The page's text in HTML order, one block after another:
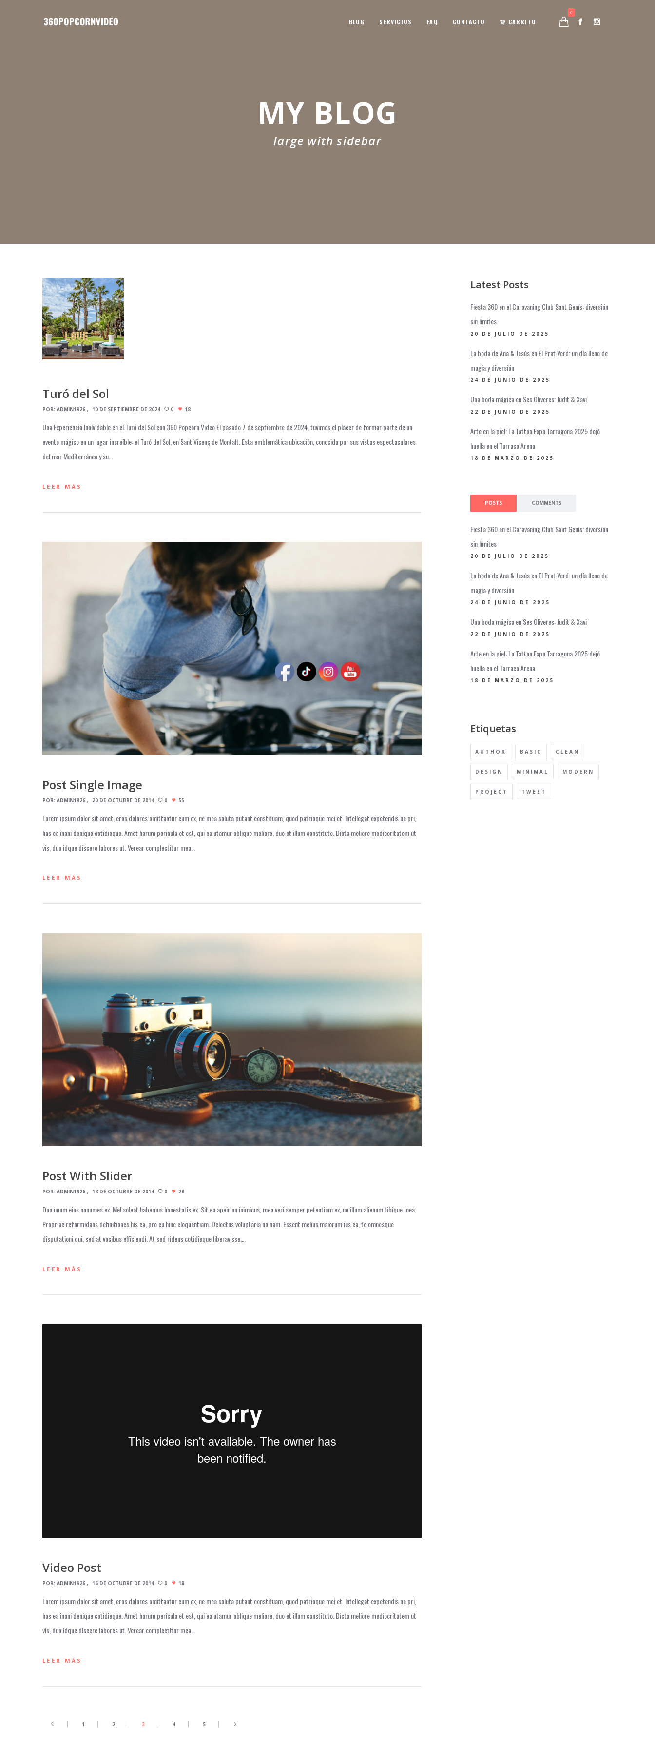
0
BLOG SERVICIOS FAQ CONTACTO CARRITO
MY BLOG
large with sidebar
Turó del Sol
POR: ADMIN1926 10 DE SEPTIEMBRE DE 2024 0 18
Una Experiencia Inolvidable en el Turó del Sol con 360 Popcorn Video El pasado 7 de septiembre de 2024, tuvimos el placer de formar parte de un
evento mágico en un lugar increíble: el Turó del Sol, en Sant Vicenç de Montalt. Esta emblemática ubicación, conocida por sus vistas espectaculares
del mar Mediterráneo y su…
LEER MÁS
Post Single Image
POR: ADMIN1926 20 DE OCTUBRE DE 2014 0 55
Lorem ipsum dolor sit amet, eros dolores omittantur eum ex, ne mea soluta putant constituam, quod patrioque mei et. Intellegat expetendis ne pri,
has ea inani denique cotidieque. Amet harum pericula et est, qui ea utamur oblique meliore, duo et illum constituto. Dicta meliore mediocritatem ut
vis, duo idque discere labores ut. Verear complectitur mea…
LEER MÁS
Post With Slider
POR: ADMIN1926 18 DE OCTUBRE DE 2014 0 28
Duo unum eius nonumes ex. Mel soleat habemus honestatis ex. Sit ea apeirian inimicus, mea veri semper petentium ex, no illum alienum tibique mea.
Propriae reformidans definitiones his ea, pro eu hinc eloquentiam. Delectus voluptaria no nam. Essent melius maiorum ius ea, te omnesque
disputationi qui, sed at vocibus efficiendi. At sed ridens cotidieque liberavisse,…
LEER MÁS
Video Post
POR: ADMIN1926 16 DE OCTUBRE DE 2014 0 18
Lorem ipsum dolor sit amet, eros dolores omittantur eum ex, ne mea soluta putant constituam, quod patrioque mei et. Intellegat expetendis ne pri,
has ea inani denique cotidieque. Amet harum pericula et est, qui ea utamur oblique meliore, duo et illum constituto. Dicta meliore mediocritatem ut
vis, duo idque discere labores ut. Verear complectitur mea…
LEER MÁS
1 2 3 4 5
Latest Posts
Fiesta 360 en el Caravaning Club Sant Genís: diversión
sin límites
20 DE JULIO DE 2025
La boda de Ana & Jesús en El Prat Verd: un día lleno de
magia y diversión
24 DE JUNIO DE 2025
Una boda mágica en Ses Oliveres: Judit & Xavi
22 DE JUNIO DE 2025
Arte en la piel: La Tattoo Expo Tarragona 2025 dejó
huella en el Tarraco Arena
18 DE MARZO DE 2025
POSTS COMMENTS
Fiesta 360 en el Caravaning Club Sant Genís: diversión
sin límites
20 DE JULIO DE 2025
La boda de Ana & Jesús en El Prat Verd: un día lleno de
magia y diversión
24 DE JUNIO DE 2025
Una boda mágica en Ses Oliveres: Judit & Xavi
22 DE JUNIO DE 2025
Arte en la piel: La Tattoo Expo Tarragona 2025 dejó
huella en el Tarraco Arena
18 DE MARZO DE 2025
Etiquetas
AUTHOR BASIC CLEAN
DESIGN MINIMAL MODERN
PROJECT TWEET